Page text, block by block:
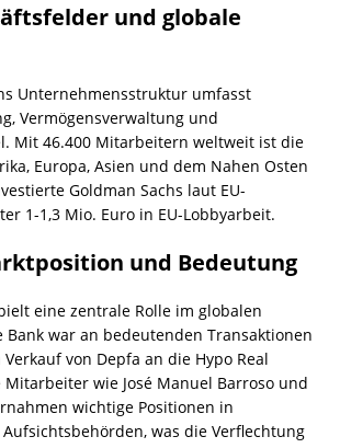
und globale
Unternehmensstruktur umfasst
Vermögensverwaltung und
Mit 46.400 Mitarbeitern weltweit ist die
Europa, Asien und dem Nahen Osten
Goldman Sachs laut EU-
1-1,3 Mio. Euro in EU-Lobbyarbeit.
und Bedeutung
eine zentrale Rolle im globalen
Bank war an bedeutenden Transaktionen
von Depfa an die Hypo Real
Mitarbeiter wie José Manuel Barroso und
wichtige Positionen in
was die Verflechtung